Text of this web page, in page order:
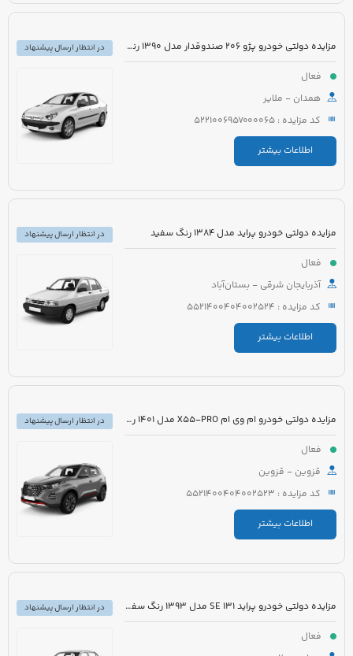
مزایده دولتی خودرو پژو 206 صندوقدار مدل 1390 رنگ سفید روغنی
فعال
همدان - ملایر
کد مزایده : 5221006957000065
اطلاعات بیشتر
در انتظار ارسال پیشنهاد
مزایده دولتی خودرو پراید مدل 1384 رنگ سفید
فعال
آذربایجان شرقی - بستان‌آباد
کد مزایده : 5521400404002524
اطلاعات بیشتر
در انتظار ارسال پیشنهاد
مزایده دولتی خودرو ام وی ام X55-PRO مدل 1401 رنگ مشکی متالیک
فعال
قزوین - قزوین
کد مزایده : 5521400404002523
اطلاعات بیشتر
در انتظار ارسال پیشنهاد
مزایده دولتی خودرو پراید 131 SE مدل 1393 رنگ سفید روغنی
فعال
در انتظار ارسال پیشنهاد